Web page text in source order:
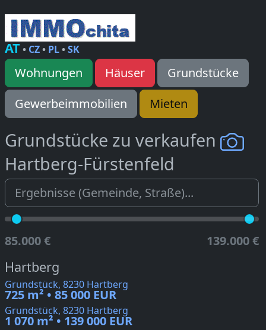
AT• CZ• PL•SK
Wohnungen Häuser
Grundstücke
Gewerbeimmobilien
Mieten
Grundstücke zu verkaufen
Hartberg-Fürstenfeld
85.000 € 139.000 €
Hartberg
Grundstück, 8230 Hartberg
725 m² • 85 000 EUR
Grundstück, 8230 Hartberg
1 070 m² • 139 000 EUR